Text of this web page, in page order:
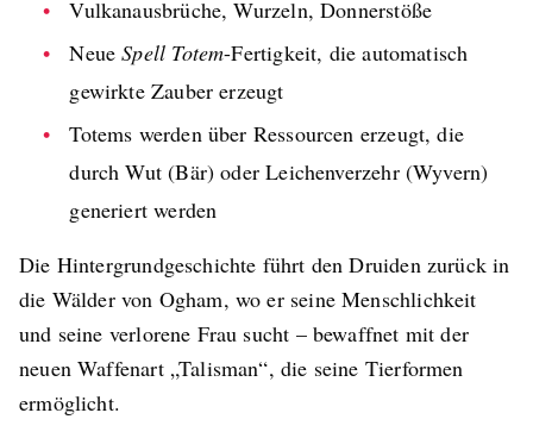
Vulkanausbrüche, Wurzeln, Donnerstöße
NeueSpell Totem-Fertigkeit, die automatisch
gewirkte Zauber erzeugt
Totems werden über Ressourcen erzeugt, die
durch Wut (Bär) oder Leichenverzehr (Wyvern)
generiert werden
Die Hintergrundgeschichte führt den Druiden zurück in
die Wälder von Ogham, wo er seine Menschlichkeit
und seine verlorene Frau sucht – bewaffnet mit der
neuen Waffenart „Talisman“, die seine Tierformen
ermöglicht.